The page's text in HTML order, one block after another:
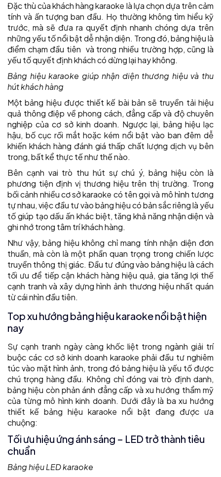
Đặc thù của khách hàng karaoke là lựa chọn dựa trên cảm
tính và ấn tượng ban đầu. Họ thường không tìm hiểu kỹ
trước, mà sẽ đưa ra quyết định nhanh chóng dựa trên
những yếu tố nổi bật dễ nhận diện. Trong đó, bảng hiệu là
điểm chạm đầu tiên và trong nhiều trường hợp, cũng là
yếu tố quyết định khách có dừng lại hay không.
Bảng hiệu karaoke giúp nhận diện thương hiệu và thu
hút khách hàng
Một bảng hiệu được thiết kế bài bản sẽ truyền tải hiệu
quả thông điệp về phong cách, đẳng cấp và độ chuyên
nghiệp của cơ sở kinh doanh. Ngược lại, bảng hiệu lạc
hậu, bố cục rối mắt hoặc kém nổi bật vào ban đêm dễ
khiến khách hàng đánh giá thấp chất lượng dịch vụ bên
trong, bất kể thực tế như thế nào.
Bên cạnh vai trò thu hút sự chú ý, bảng hiệu còn là
phương tiện định vị thương hiệu trên thị trường. Trong
bối cảnh nhiều cơ sở karaoke có tên gọi và mô hình tương
tự nhau, việc đầu tư vào bảng hiệu có bản sắc riêng là yếu
tố giúp tạo dấu ấn khác biệt, tăng khả năng nhận diện và
ghi nhớ trong tâm trí khách hàng.
Như vậy, bảng hiệu không chỉ mang tính nhận diện đơn
thuần, mà còn là một phần quan trọng trong chiến lược
truyền thông thị giác. Đầu tư đúng vào bảng hiệu là cách
tối ưu để tiếp cận khách hàng hiệu quả, gia tăng lợi thế
cạnh tranh và xây dựng hình ảnh thương hiệu nhất quán
từ cái nhìn đầu tiên.
Top xu hướng bảng hiệu karaoke nổi bật hiện
nay
Sự cạnh tranh ngày càng khốc liệt trong ngành giải trí
buộc các cơ sở kinh doanh karaoke phải đầu tư nghiêm
túc vào mặt hình ảnh, trong đó bảng hiệu là yếu tố được
chú trọng hàng đầu. Không chỉ đóng vai trò định danh,
bảng hiệu còn phản ánh đẳng cấp và xu hướng thẩm mỹ
của từng mô hình kinh doanh. Dưới đây là ba xu hướng
thiết kế bảng hiệu karaoke nổi bật đang được ưa
chuộng:
Tối ưu hiệu ứng ánh sáng – LED trở thành tiêu
chuẩn
Bảng hiệu LED karaoke